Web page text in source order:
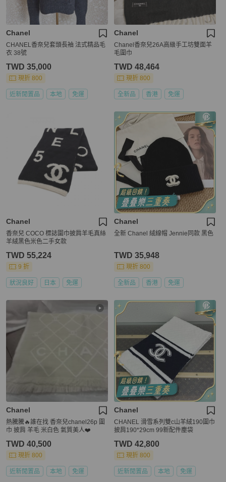
Chanel
CHANEL香奈兒套頭長袖 法式精品毛
衣 38號
TWD 35,000
現折 800
近新閒置品 本地 免運
Chanel
Chanel香奈兒26A高級手工坊雙面羊
毛圍巾
TWD 48,464
現折 800
全新品 香港 免運
Chanel
香奈兒 COCO 標誌圍巾披肩羊毛真絲
羊絨黑色米色二手女款
TWD 55,224
9 折
狀況良好 日本 免運
Chanel
全新 Chanel 絨線帽 Jennie同款 黑色
TWD 35,948
現折 800
全新品 香港 免運
Chanel
熱騰騰🔥誰在找 香奈兒chanel26p 圍
巾 披肩 羊毛 米白色 氣質美人❤️
TWD 40,500
現折 800
近新閒置品 本地 免運
Chanel
CHANEL 滑雪系列雙c山羊絨190圍巾
披肩190*29cm 99新配件塵袋
TWD 42,800
現折 800
近新閒置品 本地 免運